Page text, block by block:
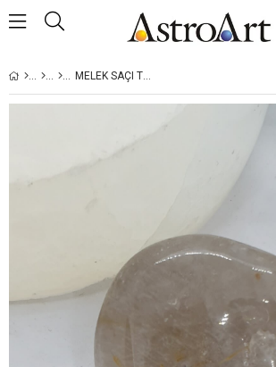
MELEK SAÇI TAMBURLANMIŞ DOĞAL TAŞ